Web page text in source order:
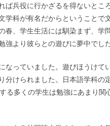
兵役に行かざるを得ないとこ
科が有名だからということで
、学生生活には馴染まず、学
より彼らとの遊びに夢中でした
っていました。遊びほうけて
けられました。日本語学科の
る多くの学生は勉強にあまり関